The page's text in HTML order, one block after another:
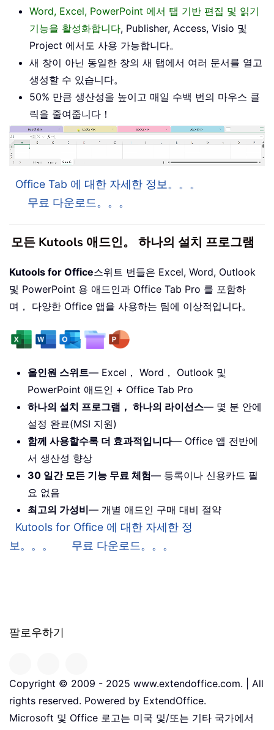
Word, Excel, PowerPoint 에서 탭 기반 편집 및 읽기
기능을 활성화합니다, Publisher, Access, Visio 및
Project 에서도 사용 가능합니다。
새 창이 아닌 동일한 창의 새 탭에서 여러 문서를 열고
생성할 수 있습니다。
50% 만큼 생산성을 높이고 매일 수백 번의 마우스 클
릭을 줄여줍니다！
Office Tab 에 대한 자세한 정보。。。
무료 다운로드。。。
모든 Kutools 애드인。 하나의 설치 프로그램
Kutools for Office스위트 번들은 Excel, Word, Outlook
및 PowerPoint 용 애드인과 Office Tab Pro 를 포함하
며， 다양한 Office 앱을 사용하는 팀에 이상적입니다。
올인원 스위트— Excel， Word， Outlook 및
PowerPoint 애드인 + Office Tab Pro
하나의 설치 프로그램， 하나의 라이선스— 몇 분 안에
설정 완료(MSI 지원)
함께 사용할수록 더 효과적입니다— Office 앱 전반에
서 생산성 향상
30 일간 모든 기능 무료 체험— 등록이나 신용카드 필
요 없음
최고의 가성비— 개별 애드인 구매 대비 절약
Kutools for Office 에 대한 자세한 정
보。。。
무료 다운로드。。。
팔로우하기
Copyright © 2009 - 2025 www.extendoffice.com. | All
rights reserved. Powered by ExtendOffice.
Microsoft 및 Office 로고는 미국 및/또는 기타 국가에서